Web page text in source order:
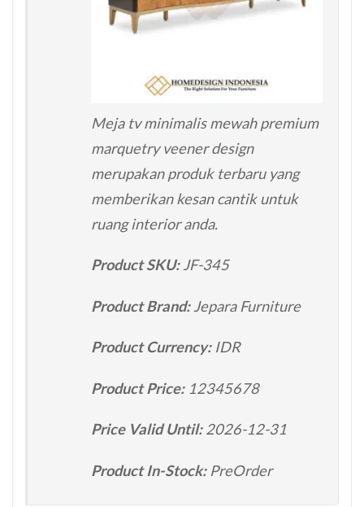
Meja tv minimalis mewah premium
marquetry veener design
merupakan produk terbaru yang
memberikan kesan cantik untuk
ruang interior anda.
Product SKU:JF-345
Product Brand:Jepara Furniture
Product Currency: IDR
Product Price: 12345678
Price Valid Until:2026-12-31
Product In-Stock: PreOrder